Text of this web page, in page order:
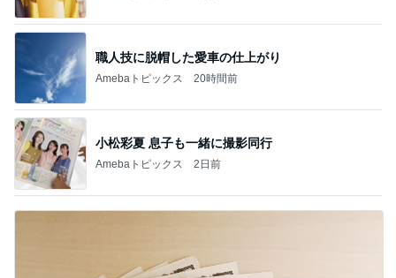
職人技に脱帽した愛車の仕上がり
Amebaトピックス 20時間前
小松彩夏 息子も一緒に撮影同行
Amebaトピックス 2日前